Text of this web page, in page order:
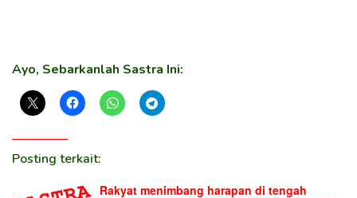
Ayo, Sebarkanlah Sastra Ini:
Posting terkait:
Rakyat menimbang harapan di tengah